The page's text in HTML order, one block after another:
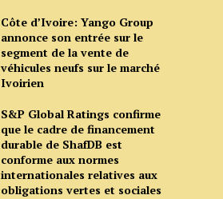
Côte d’Ivoire: Yango Group
annonce son entrée sur le
segment de la vente de
véhicules neufs sur le marché
Ivoirien
S&P Global Ratings confirme
que le cadre de financement
durable de ShafDB est
conforme aux normes
internationales relatives aux
obligations vertes et sociales